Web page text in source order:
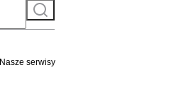
Szukaj
Nasze serwisy